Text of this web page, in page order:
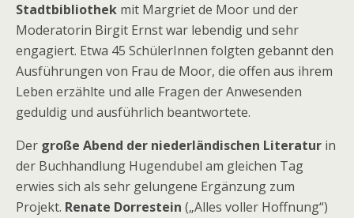
Stadtbibliothek mit Margriet de Moor und der
Moderatorin Birgit Ernst war lebendig und sehr
engagiert. Etwa 45 SchülerInnen folgten gebannt den
Ausführungen von Frau de Moor, die offen aus ihrem
Leben erzählte und alle Fragen der Anwesenden
geduldig und ausführlich beantwortete.
Der große Abend der niederländischen Literatur in
der Buchhandlung Hugendubel am gleichen Tag
erwies sich als sehr gelungene Ergänzung zum
Projekt. Renate Dorrestein („Alles voller Hoffnung“)